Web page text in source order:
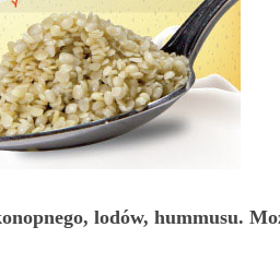
lodów, hummusu.